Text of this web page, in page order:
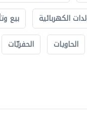
الكهربائية بيع
الحاويات الحفريّات